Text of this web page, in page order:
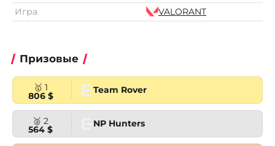
Игра
VALORANT
Призовые
🥇 1
806 $
Team Rover
🥈 2
564 $
NP Hunters